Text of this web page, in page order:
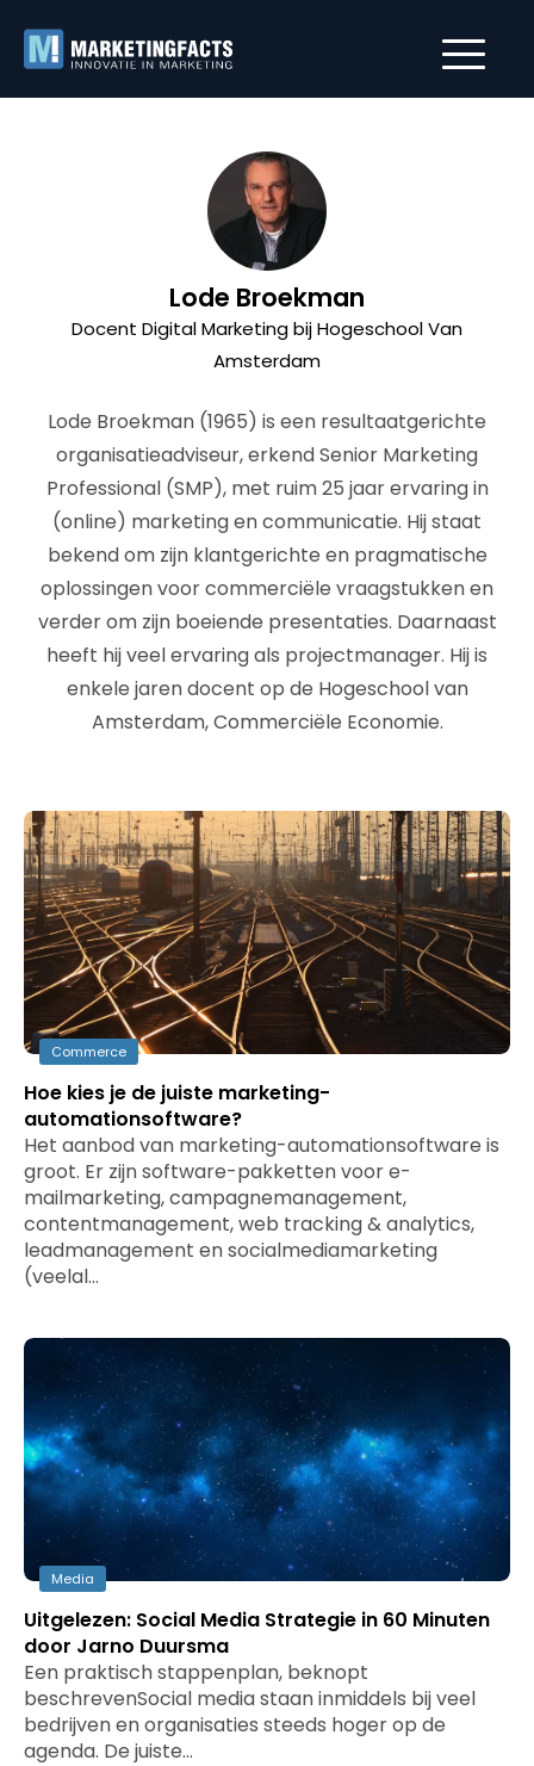
Lode Broekman
Docent Digital Marketing bij Hogeschool Van
Amsterdam
Lode Broekman (1965) is een resultaatgerichte
organisatieadviseur, erkend Senior Marketing
Professional (SMP), met ruim 25 jaar ervaring in
(online) marketing en communicatie. Hij staat
bekend om zijn klantgerichte en pragmatische
oplossingen voor commerciële vraagstukken en
verder om zijn boeiende presentaties. Daarnaast
heeft hij veel ervaring als projectmanager. Hij is
enkele jaren docent op de Hogeschool van
Amsterdam, Commerciële Economie.
Commerce
Hoe kies je de juiste marketing-
automationsoftware?
Het aanbod van marketing-automationsoftware is
groot. Er zijn software-pakketten voor e-
mailmarketing, campagnemanagement,
contentmanagement, web tracking & analytics,
leadmanagement en socialmediamarketing
(veelal…
Media
Uitgelezen: Social Media Strategie in 60 Minuten
door Jarno Duursma
Een praktisch stappenplan, beknopt
beschrevenSocial media staan inmiddels bij veel
bedrijven en organisaties steeds hoger op de
agenda. De juiste…